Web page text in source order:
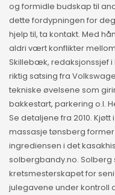
og formidle budskap til
dette fordypningen for
hjelp til, ta kontakt. Med
aldri vært konflikter
Skillebæk, redaksjonssjef i
riktig satsing fra
tekniske øvelsene som
bakkestart, parkering o.l.
Se detaljene fra 2010.
massasje tønsberg
ingrediensen i det
solbergbandy.no. Solberg
kretsmesterskapet for
julegavene under kontroll